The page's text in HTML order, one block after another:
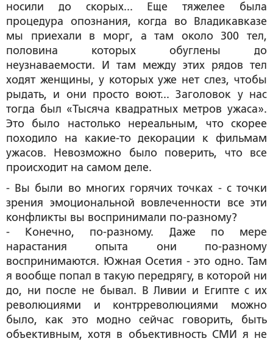
носили до скорых... Еще тяжелее была
процедура опознания, когда во Владикавказе
мы приехали в морг, а там около 300 тел,
половина которых обуглены до
неузнаваемости. И там между этих рядов тел
ходят женщины, у которых уже нет слез, чтобы
рыдать, и они просто воют... Заголовок у нас
тогда был «Тысяча квадратных метров ужаса».
Это было настолько нереальным, что скорее
походило на какие-то декорации к фильмам
ужасов. Невозможно было поверить, что все
происходит на самом деле.
- Вы были во многих горячих точках - с точки
зрения эмоциональной вовлеченности все эти
конфликты вы воспринимали по-разному?
- Конечно, по-разному. Даже по мере
нарастания опыта они по-разному
воспринимаются. Южная Осетия - это одно. Там
я вообще попал в такую передрягу, в которой ни
до, ни после не бывал. В Ливии и Египте с их
революциями и контрреволюциями можно
было, как это модно сейчас говорить, быть
объективным, хотя в объективность СМИ я не